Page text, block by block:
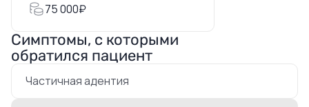
75 000₽
Симптомы, с которыми
обратился пациент
Частичная адентия